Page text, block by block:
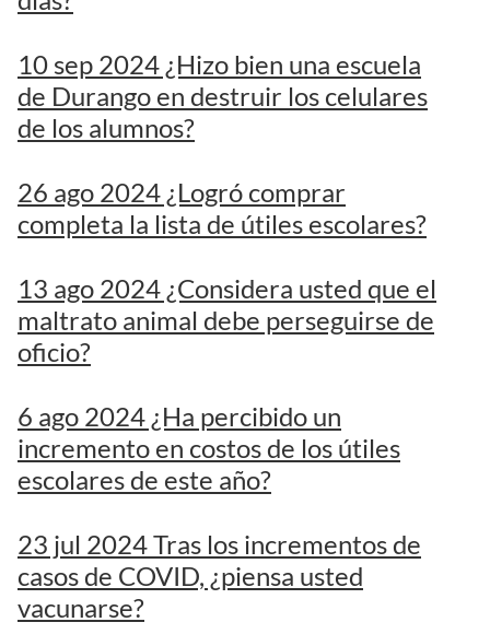
10 sep 2024 ¿Hizo bien una escuela
de Durango en destruir los celulares
de los alumnos?
26 ago 2024 ¿Logró comprar
completa la lista de útiles escolares?
13 ago 2024 ¿Considera usted que el
maltrato animal debe perseguirse de
oficio?
6 ago 2024 ¿Ha percibido un
incremento en costos de los útiles
escolares de este año?
23 jul 2024 Tras los incrementos de
casos de COVID, ¿piensa usted
vacunarse?